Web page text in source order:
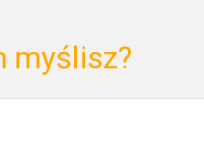
myślisz?